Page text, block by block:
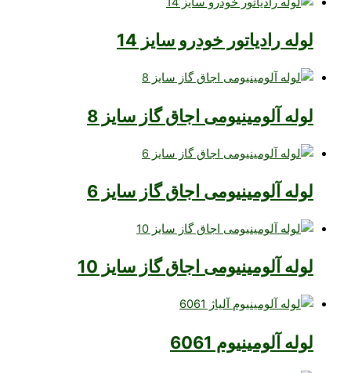
لوله رادیاتور خودرو سایز 14
لوله آلومینیومی اجاق گاز سایز 8
لوله آلومینیومی اجاق گاز سایز 6
لوله آلومینیومی اجاق گاز سایز 10
لوله آلومینیوم 6061